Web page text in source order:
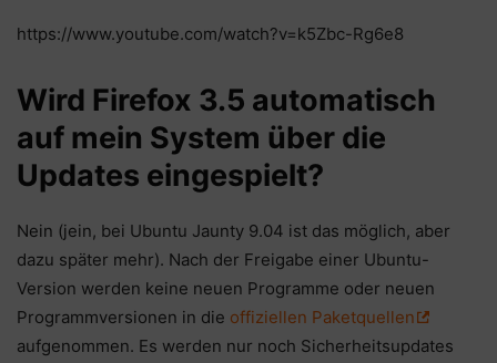
https://www.youtube.com/watch?v=k5Zbc-Rg6e8
Wird Firefox 3.5 automatisch
auf mein System über die
Updates eingespielt?
Nein (jein, bei Ubuntu Jaunty 9.04 ist das möglich, aber
dazu später mehr). Nach der Freigabe einer Ubuntu-
Version werden keine neuen Programme oder neuen
Programmversionen in die offiziellen Paketquellen
aufgenommen. Es werden nur noch Sicherheitsupdates